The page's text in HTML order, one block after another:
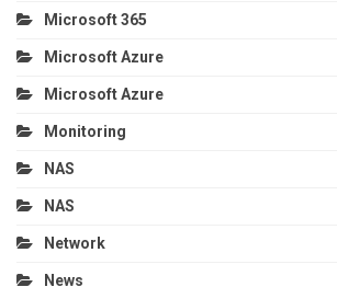
Microsoft 365
Microsoft Azure
Microsoft Azure
Monitoring
NAS
NAS
Network
News